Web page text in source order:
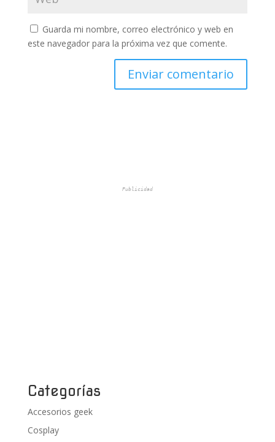
Guarda mi nombre, correo electrónico y web en
este navegador para la próxima vez que comente.
Publicidad
Categorías
Accesorios geek
Cosplay